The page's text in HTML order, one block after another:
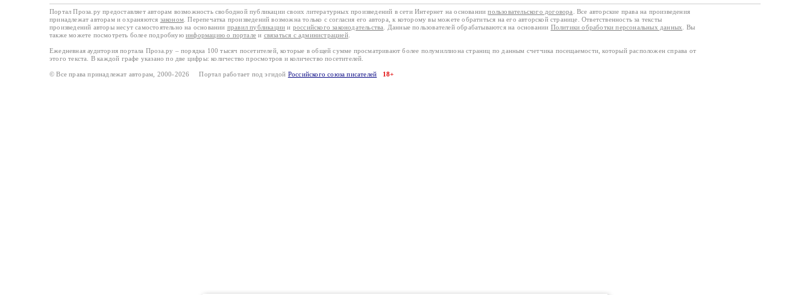
Портал Проза.ру предоставляет авторам возможность свободной публикации своих литературных произведений в сети Интернет на основаниипользовательского договора
. Все авторские права на произведения
принадлежат авторам и охраняются законом . Перепечатка произведений возможна только с согласия его автора, к которому вы можете обратиться на его авторской странице. Ответственность за тексты
произведений авторы несут самостоятельно на основании правил публикации и российского законодательства . Данные пользователей обрабатываются на основании Политики обработки персональных данных
. Вы
также можете посмотреть более подробную информацию о портале и связаться с администрацией.
Ежедневная аудитория портала Проза.ру – порядка 100 тысяч посетителей, которые в общей сумме просматривают более полумиллиона страниц по данным счетчика посещаемости, который расположен справа от
этого текста. В каждой графе указано по две цифры: количество просмотров и количество посетителей.
© Все права принадлежат авторам, 2000-2026 Портал работает под эгидой Российского союза писателей 18+